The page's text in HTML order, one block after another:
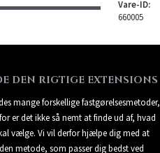
Vare-ID:
660005
DEN RIGTIGE EXTENSIONS
mange forskellige fastgørelsesmetoder,
er det ikke så nemt at finde ud af, hvad
vælge. Vi vil derfor hjælpe dig med at
metode, som passer dig bedst ved